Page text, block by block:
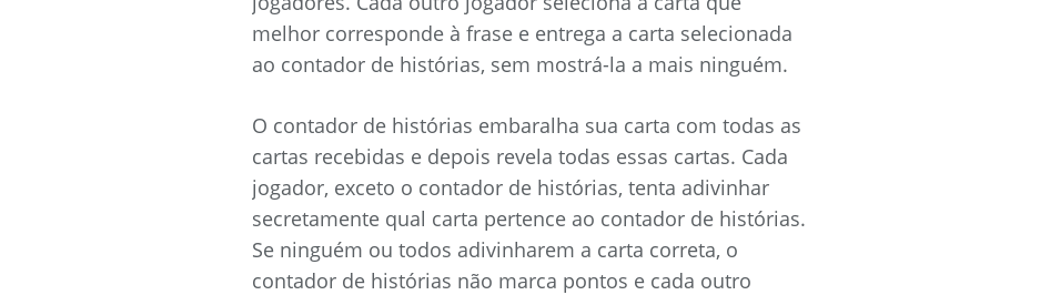
melhor corresponde à frase e entrega a carta selecionada
ao contador de histórias, sem mostrá-la a mais ninguém.
O contador de histórias embaralha sua carta com todas as
cartas recebidas e depois revela todas essas cartas. Cada
jogador, exceto o contador de histórias, tenta adivinhar
secretamente qual carta pertence ao contador de histórias.
Se ninguém ou todos adivinharem a carta correta, o
contador de histórias não marca pontos e cada outro